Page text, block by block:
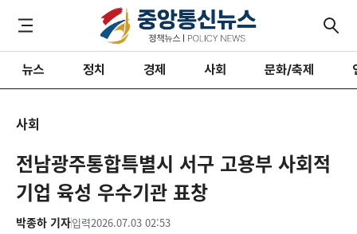
뉴스 정치 경제 사회 문화/축제
사회
전남광주통합특별시 서구 고용부 사회적
기업 육성 우수기관 표창
박종하 기자입력2026.07.03 02:53